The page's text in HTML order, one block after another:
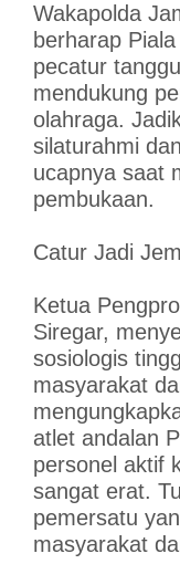
Wakapolda
berharap
pecatur
mendukung
olahraga.
silaturahmi
ucapnya saat
pembukaan.
Catur Jadi
Ketua
Siregar,
sosiologis
masyarakat
atlet andalan
personel aktif
sangat erat.
pemersatu
masyarakat